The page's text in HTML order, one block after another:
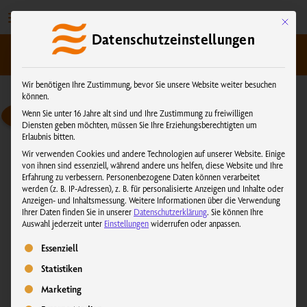
Inhalt
springen
kundenservice@physiotherm.com
Mit
Datenschutzeinstellungen
Wir benötigen Ihre Zustimmung, bevor Sie unsere Website weiter besuchen
können.
Wenn Sie unter 16 Jahre alt sind und Ihre Zustimmung zu freiwilligen
Diensten geben möchten, müssen Sie Ihre Erziehungsberechtigten um
Erlaubnis bitten.
Wir verwenden Cookies und andere Technologien auf unserer Website. Einige
von ihnen sind essenziell, während andere uns helfen, diese Website und Ihre
Erfahrung zu verbessern. Personenbezogene Daten können verarbeitet
werden (z. B. IP-Adressen), z. B. für personalisierte Anzeigen und Inhalte oder
Anzeigen- und Inhaltsmessung. Weitere Informationen über die Verwendung
Ihrer Daten finden Sie in unserer Datenschutzerklärung. Sie können Ihre
Auswahl jederzeit unter Einstellungenwiderrufen oder anpassen.
Es folgt eine Liste der Service-Gruppen, für die eine Einwilligung erteilt
Essenziell
Statistiken
Marketing